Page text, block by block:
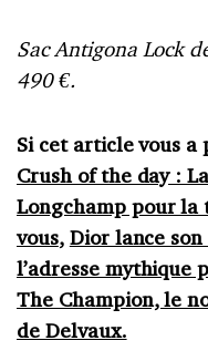
Sac Antigona Lock
490 €.
Si cet article vous a
Crush of the day :
Longchamp pour
vous, Dior lance
l’adresse mythique
The Champion, le
de Delvaux.